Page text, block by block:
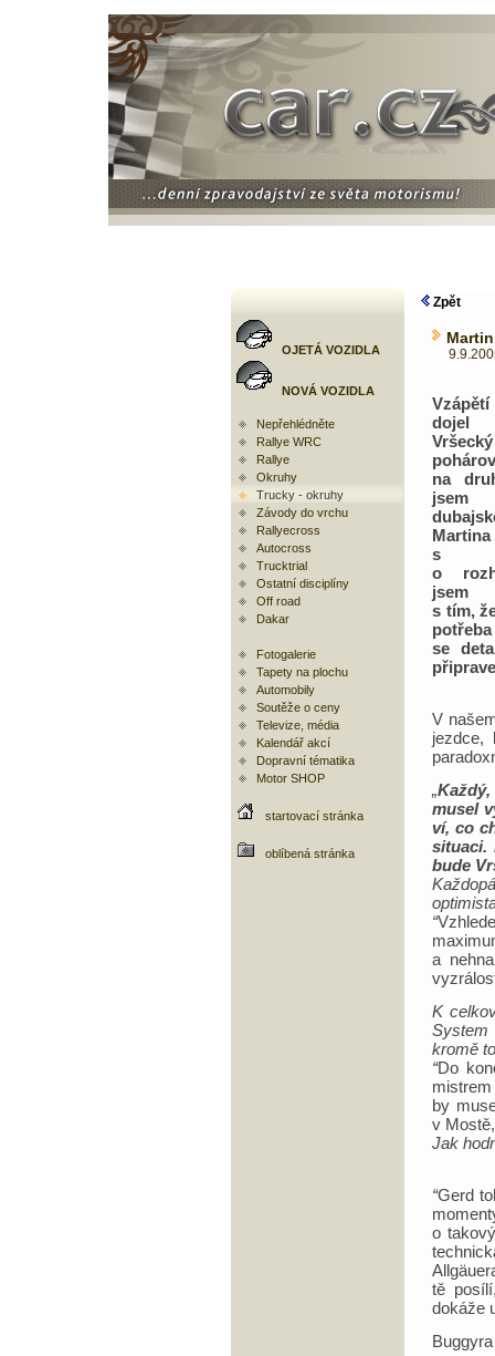
OJETÁ VOZIDLA
NOVÁ VOZIDLA
Nepřehlédněte
Rallye WRC
Rallye
Okruhy
Trucky - okruhy
Závody do vrchu
Rallyecross
Autocross
Trucktrial
Ostatní disciplíny
Off road
Dakar
Fotogalerie
Tapety na plochu
Automobily
Soutěže o ceny
Televize, média
Kalendář akcí
Dopravní tématika
Motor SHOP
startovací stránka
oblíbená stránka
Zpět
na
s
o
jsem
s tím,
se
V
jezdce,
„
musel
ví, co
situaci.
bude
“
a
K
kromě
“Do
by
v
Jak
“Gerd
o
tě
dokáže
Buggyra